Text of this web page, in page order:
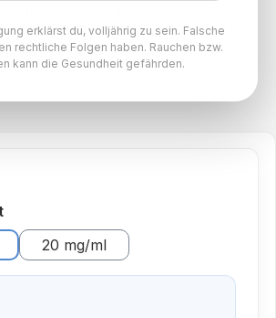
- Cola - 10ml
auswählen
20 mg/ml
erklärst du, volljährig zu sein. Falsche
rechtliche Folgen haben. Rauchen bzw.
kann die Gesundheit gefährden.